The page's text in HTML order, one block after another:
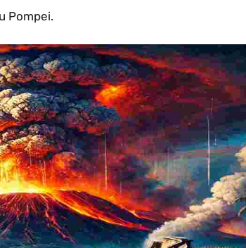
Pompei.